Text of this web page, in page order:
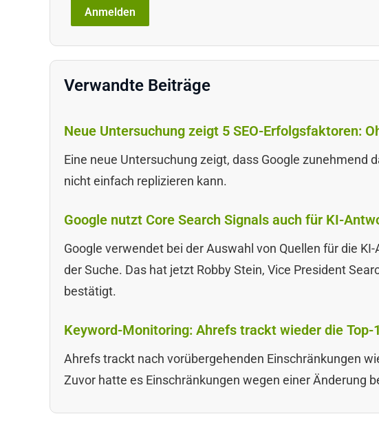
Verwandte Beiträge
Neue Untersuchung zeigt 5 SEO-Erfolgsfaktoren:
Eine neue Untersuchung zeigt, dass Google zunehmend
nicht einfach replizieren kann.
Google nutzt Core Search Signals auch für KI-
Google verwendet bei der Auswahl von Quellen für die
der Suche. Das hat jetzt Robby Stein, Vice President
bestätigt.
Keyword-Monitoring: Ahrefs trackt wieder die Top-
Ahrefs trackt nach vorübergehenden Einschränkungen
Zuvor hatte es Einschränkungen wegen einer Änderung